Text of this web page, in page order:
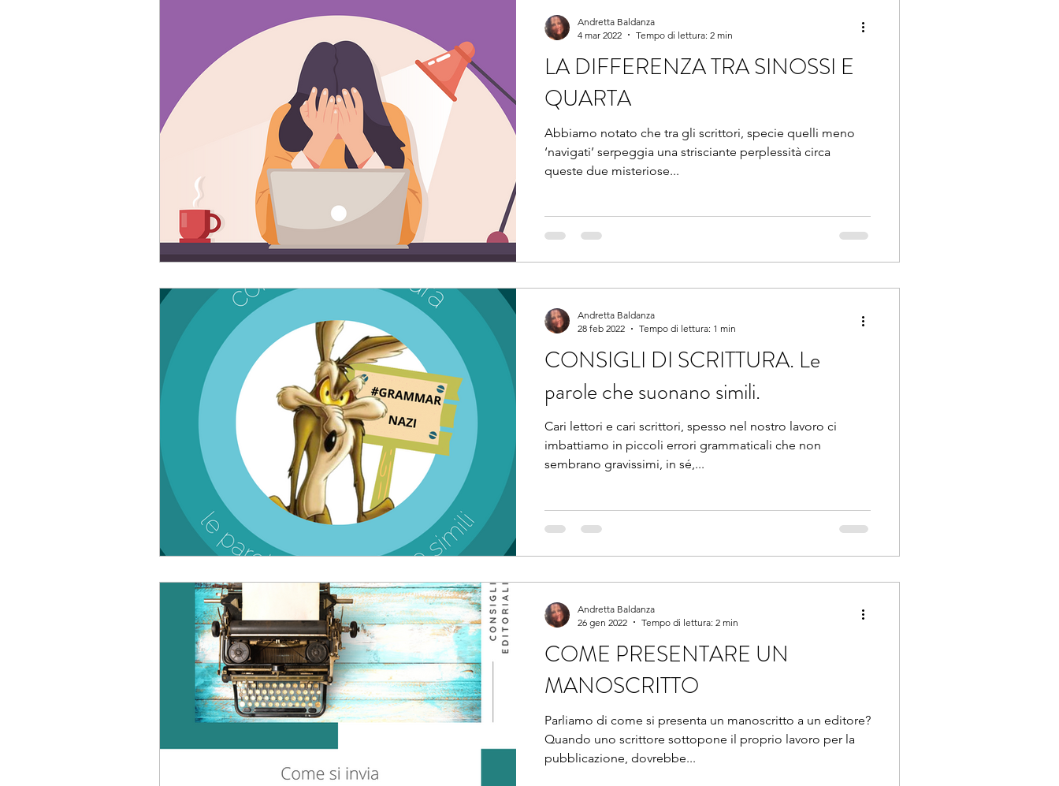
LA DIFFERENZA TRA SINOSSI E
QUARTA
Abbiamo notato che tra gli scrittori, specie quelli meno
‘navigati’ serpeggia una strisciante perplessità circa
queste due misteriose...
Andretta Baldanza
4 mar 2022
Tempo di lettura: 2 min
CONSIGLI DI SCRITTURA. Le
parole che suonano simili.
Cari lettori e cari scrittori, spesso nel nostro lavoro ci
imbattiamo in piccoli errori grammaticali che non
sembrano gravissimi, in sé,...
Andretta Baldanza
28 feb 2022
Tempo di lettura: 1 min
COME PRESENTARE UN
MANOSCRITTO
Parliamo di come si presenta un manoscritto a un editore?
Quando uno scrittore sottopone il proprio lavoro per la
pubblicazione, dovrebbe...
Andretta Baldanza
26 gen 2022
Tempo di lettura: 2 min